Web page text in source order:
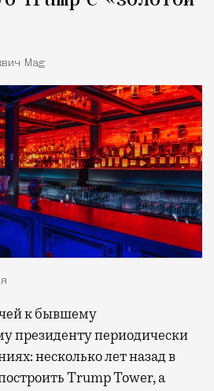
Mag
президенту периодически
несколько лет назад в
Trump Tower, а